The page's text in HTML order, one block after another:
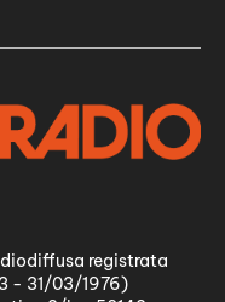
registrata
- 31/03/1976)